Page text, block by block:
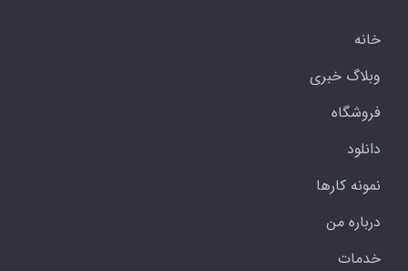
خانه
وبلاگ خبری
فروشگاه
دانلود
نمونه کارها
درباره من
خدمات